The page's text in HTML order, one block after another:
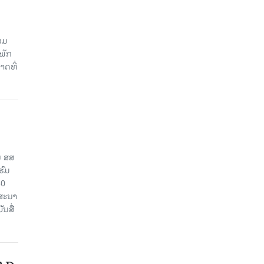
ກ
ດທີ່
ສສ
ມ
ນາ
ນສື່